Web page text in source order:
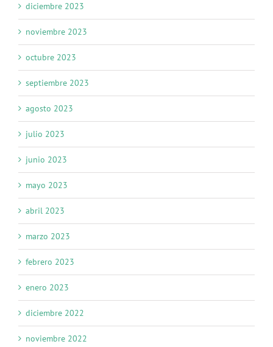
diciembre 2023
noviembre 2023
octubre 2023
septiembre 2023
agosto 2023
julio 2023
junio 2023
mayo 2023
abril 2023
marzo 2023
febrero 2023
enero 2023
diciembre 2022
noviembre 2022